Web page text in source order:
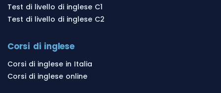
Test di livello di inglese C1
Test di livello di inglese C2
Corsi di inglese
Corsi di inglese in Italia
Corsi di inglese online